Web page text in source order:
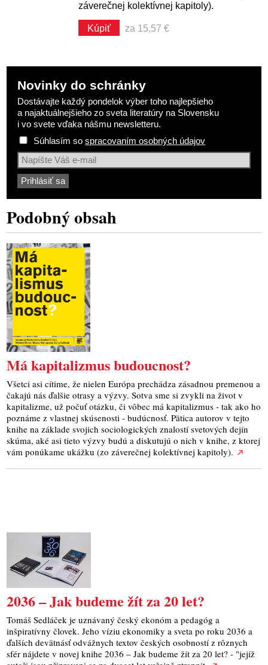
záverečnej kolektívnej kapitoly).
Kúpiť za 15,57 €
Novinky do schránky
Dostávajte každý pondelok výber toho najlepšieho
a najaktuálnejšieho zo sveta literatúry na Slovensku
i vo svete vďaka nášmu newsletteru.
Súhlasím sospracovaním osobných údajov
Podobný obsah
Má kapitalizmus budoucnost?
Všetci asi cítime, že nielen Európa prechádza zásadnou premenou a
čakajú nás ďalšie otrasy a výzvy. Sotva sme si zvykli na život v
kapitalizme, už počuť otázku, či vôbec má kapitalizmus - tak ako ho
poznáme z vlastnej skúsenosti - budúcnosť. Pätica autorov v tejto
knihe na základe svojich sociologických znalostí svetových dejín
skúma, aké asi tieto výzvy budú a diskutujú o nich v knihe, z ktorej
vám ponúkame ukážku (zo záverečnej kolektívnej kapitoly).
2036 – Jak budeme žít za 20 let?
Tomáš Sedláček je uznávaný český ekonóm a pedagóg a
inšpiratívny človek. Jeho víziu ekonomiky a sveta po roku 2036 a
ďalších devätnásť odvážnych textov českých osobností z rôznych
sfér nájdete v novej knihe 2036 – Jak budeme žít za 20 let? - "jejíž